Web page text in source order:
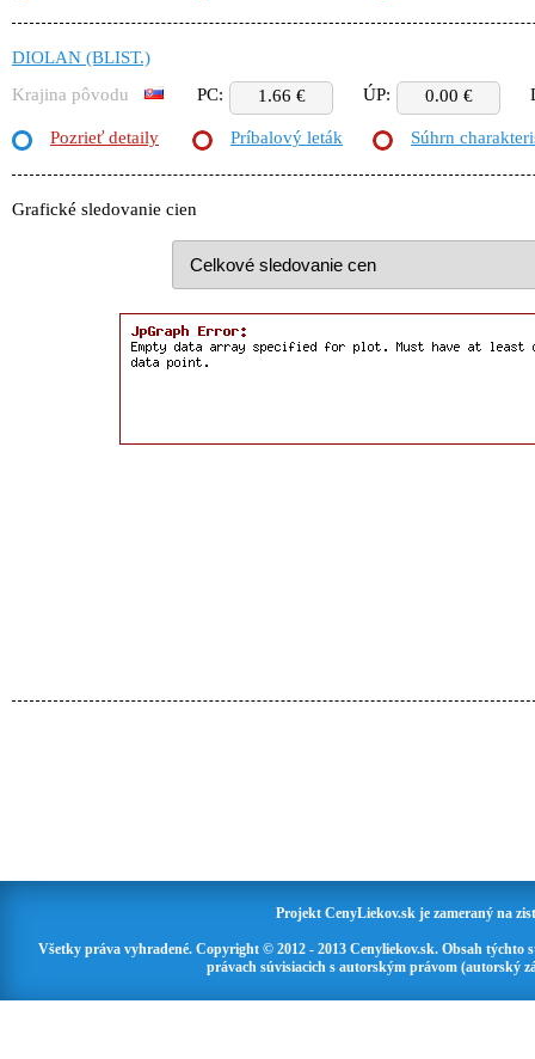
DIOLAN (BLIST.)
Krajina pôvodu
PC: 1.66 € ÚP: 0.00 €
Pozrieť detaily Príbalový leták Súhrn
Grafické sledovanie cien
Projekt CenyLiekov.sk je zameraný na
Všetky práva vyhradené. Copyright © 2012 - 2013 Cenyliekov.sk. Obsah
právach súvisiacich s autorským právom (autorský